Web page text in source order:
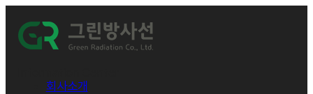
그
회사소개